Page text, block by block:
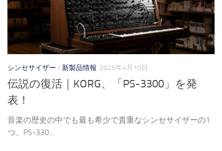
シンセサイザー / 新製品情報 2025年4月10日
伝説の復活｜KORG、「PS-3300」を発
表！
音楽の歴史の中でも最も希少で貴重なシンセサイザーの1
つ、PS-330...